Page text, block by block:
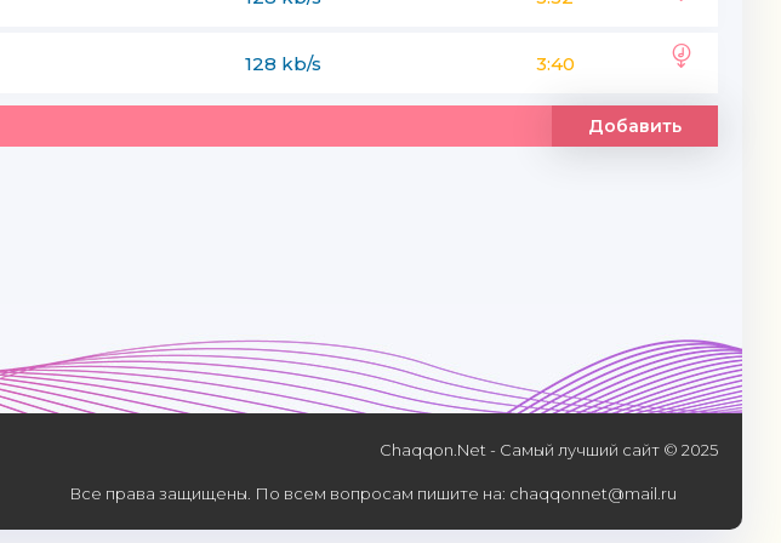
128 kb/s 3:40
Добавить
Chaqqon.Net - Самый лучший сайт © 2025
Все права защищены. По всем вопросам пишите на: chaqqonnet@mail.ru